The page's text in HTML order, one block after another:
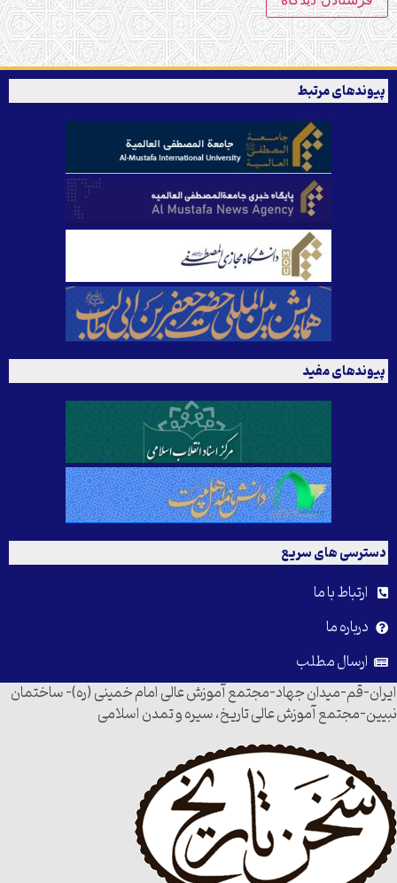
پیوندهای مرتبط
پیوندهای مفید
دسترسی های سریع
ارتباط با ما
درباره ما
ارسال مطلب
ایران-قم-میدان جهاد-مجتمع آموزش عالی امام خمینی (ره)- ساختمان
نبیین-مجتمع آموزش عالی تاریخ، سیره و تمدن اسلامی